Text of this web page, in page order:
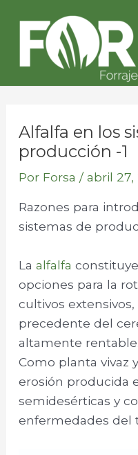
contenido
Alfalfa en los
producción -1
Por Forsa /abril 27,
Razones para
sistemas de
La alfalfa
opciones para la
cultivos
precedente del
altamente rentable.
Como planta vivaz
erosión producida
semidesérticas y
enfermedades del
entradas